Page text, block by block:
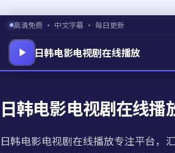
高清免费 · 中文字幕 · 每日更新
日韩电影电视剧在线播放
日韩电影电视剧在线播
日韩电影电视剧在线播放专注平台，